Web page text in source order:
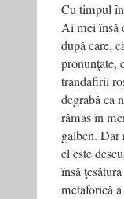
Cu timpul
Ai mei însă
după care,
pronunţate,
trandafirii
degrabă ca
rămas în
galben.
el este
însă
metaforică